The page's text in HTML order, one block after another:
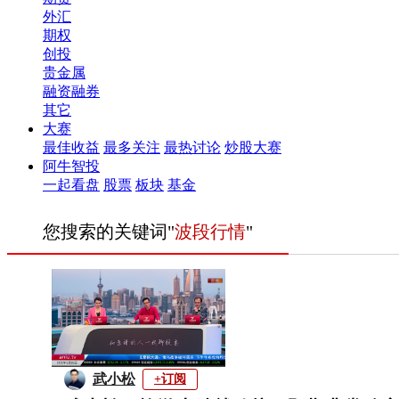
外汇
期权
创投
贵金属
融资融券
其它
大赛
最佳收益 最多关注 最热讨论 炒股大赛
阿牛智投
一起看盘 股票 板块 基金
您搜索的关键词"波段行情"
武小松 +订阅